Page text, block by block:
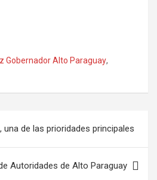
Gobernador Alto Paraguay,
de las prioridades principales
Autoridades de Alto Paraguay